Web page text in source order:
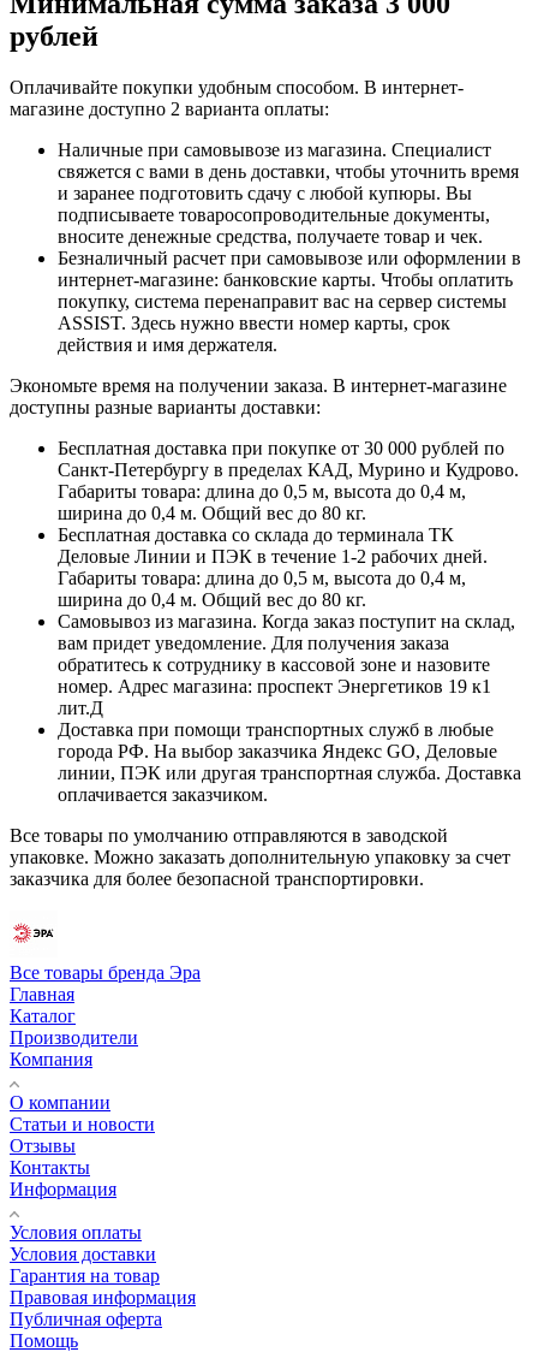
рублей
Оплачивайте покупки удобным способом. В интернет-
магазине доступно 2 варианта оплаты:
Наличные при самовывозе из магазина. Специалист
свяжется с вами в день доставки, чтобы уточнить время
и заранее подготовить сдачу с любой купюры. Вы
подписываете товаросопроводительные документы,
вносите денежные средства, получаете товар и чек.
Безналичный расчет при самовывозе или оформлении в
интернет-магазине: банковские карты. Чтобы оплатить
покупку, система перенаправит вас на сервер системы
ASSIST. Здесь нужно ввести номер карты, срок
действия и имя держателя.
Экономьте время на получении заказа. В интернет-магазине
доступны разные варианты доставки:
Бесплатная доставка при покупке от 30 000 рублей по
Санкт-Петербургу в пределах КАД, Мурино и Кудрово.
Габариты товара: длина до 0,5 м, высота до 0,4 м,
ширина до 0,4 м. Общий вес до 80 кг.
Бесплатная доставка со склада до терминала ТК
Деловые Линии и ПЭК в течение 1-2 рабочих дней.
Габариты товара: длина до 0,5 м, высота до 0,4 м,
ширина до 0,4 м. Общий вес до 80 кг.
Самовывоз из магазина. Когда заказ поступит на склад,
вам придет уведомление. Для получения заказа
обратитесь к сотруднику в кассовой зоне и назовите
номер. Адрес магазина: проспект Энергетиков 19 к1
лит.Д
Доставка при помощи транспортных служб в любые
города РФ. На выбор заказчика Яндекс GO, Деловые
линии, ПЭК или другая транспортная служба. Доставка
оплачивается заказчиком.
Все товары по умолчанию отправляются в заводской
упаковке. Можно заказать дополнительную упаковку за счет
заказчика для более безопасной транспортировки.
Все товары бренда Эра
Главная
Каталог
Производители
Компания
О компании
Статьи и новости
Отзывы
Контакты
Информация
Условия оплаты
Условия доставки
Гарантия на товар
Правовая информация
Публичная оферта
Помощь